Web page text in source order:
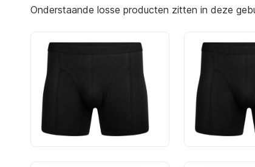
Onderstaande losse producten zitten in deze